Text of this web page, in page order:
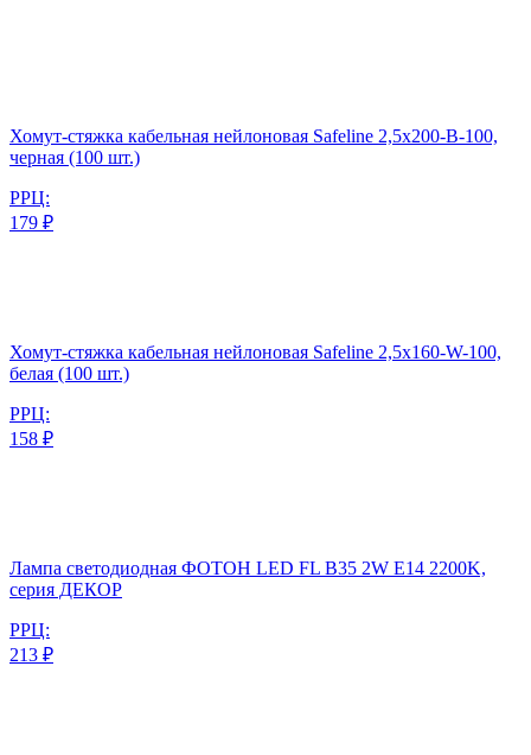
Хомут-стяжка кабельная нейлоновая Safeline 2,5x200-В-100,
черная (100 шт.)
РРЦ:
179 ₽
Хомут-стяжка кабельная нейлоновая Safeline 2,5x160-W-100,
белая (100 шт.)
РРЦ:
158 ₽
Лампа светодиодная ФОТОН LED FL B35 2W E14 2200K,
серия ДЕКОР
РРЦ:
213 ₽